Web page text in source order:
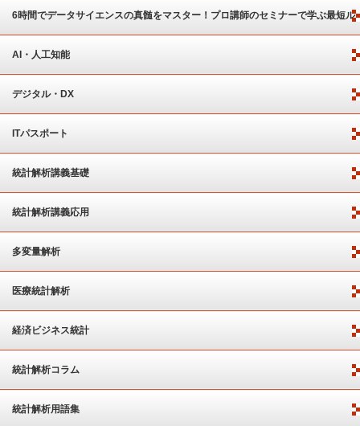
6時間でデータサイエンスの真髄をマスター！プロ講師のセミナーで学ぶ最短ル
ート
AI・人工知能
デジタル・DX
ITパスポート
統計解析講義基礎
統計解析講義応用
多変量解析
医療統計解析
経済ビジネス統計
統計解析コラム
統計解析用語集